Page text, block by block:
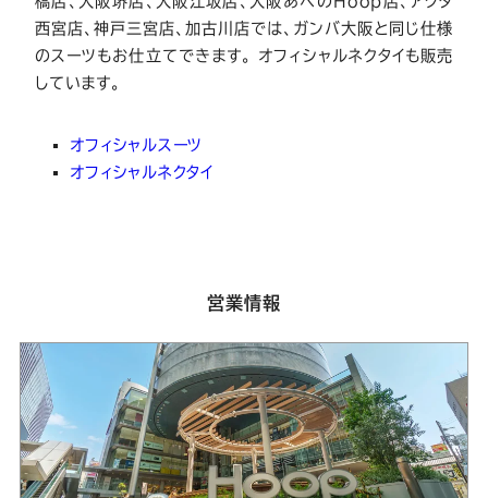
西宮店、神戸三宮店、加古川店では、ガンバ大阪と同じ仕様
のスーツもお仕立てできます。 オフィシャルネクタイも販売
しています。
オフィシャルスーツ
オフィシャルネクタイ
大
あ
べ
の
H
o
o
営業情報
大阪あべのHoop店のインドアビュー